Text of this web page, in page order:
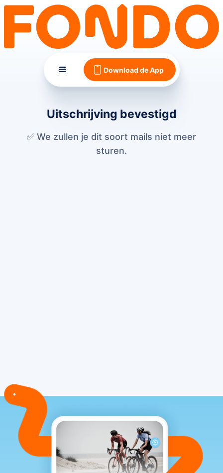
Download de App
Uitschrijving bevestigd
✅ We zullen je dit soort mails niet meer
sturen.